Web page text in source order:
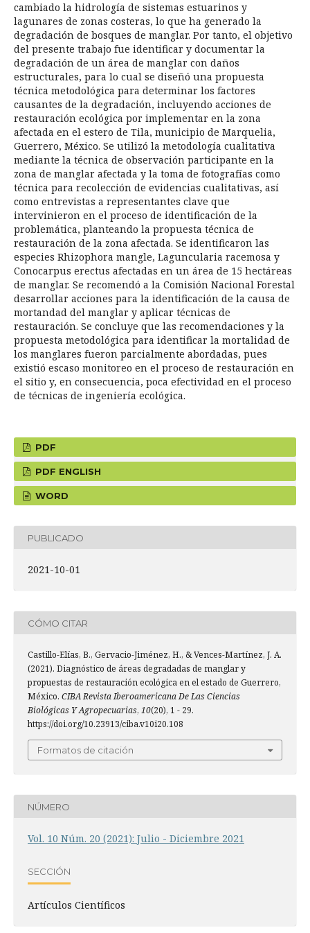
cambiado la hidrología de sistemas estuarinos y
lagunares de zonas costeras, lo que ha generado la
degradación de bosques de manglar. Por tanto, el objetivo
del presente trabajo fue identificar y documentar la
degradación de un área de manglar con daños
estructurales, para lo cual se diseñó una propuesta
técnica metodológica para determinar los factores
causantes de la degradación, incluyendo acciones de
restauración ecológica por implementar en la zona
afectada en el estero de Tila, municipio de Marquelia,
Guerrero, México. Se utilizó la metodología cualitativa
mediante la técnica de observación participante en la
zona de manglar afectada y la toma de fotografías como
técnica para recolección de evidencias cualitativas, así
como entrevistas a representantes clave que
intervinieron en el proceso de identificación de la
problemática, planteando la propuesta técnica de
restauración de la zona afectada. Se identificaron las
especies Rhizophora mangle, Laguncularia racemosa y
Conocarpus erectus afectadas en un área de 15 hectáreas
de manglar. Se recomendó a la Comisión Nacional Forestal
desarrollar acciones para la identificación de la causa de
mortandad del manglar y aplicar técnicas de
restauración. Se concluye que las recomendaciones y la
propuesta metodológica para identificar la mortalidad de
los manglares fueron parcialmente abordadas, pues
existió escaso monitoreo en el proceso de restauración en
el sitio y, en consecuencia, poca efectividad en el proceso
de técnicas de ingeniería ecológica.
PDF
PDF ENGLISH
WORD
PUBLICADO
2021-10-01
CÓMO CITAR
Castillo-Elías, B., Gervacio-Jiménez, H., & Vences-Martínez, J. A.
(2021). Diagnóstico de áreas degradadas de manglar y
propuestas de restauración ecológica en el estado de Guerrero,
México. CIBA Revista Iberoamericana De Las Ciencias
Biológicas Y Agropecuarias, 10(20), 1 - 29.
https://doi.org/10.23913/ciba.v10i20.108
Formatos de citación
NÚMERO
Vol. 10 Núm. 20 (2021): Julio - Diciembre 2021
SECCIÓN
Artículos Científicos